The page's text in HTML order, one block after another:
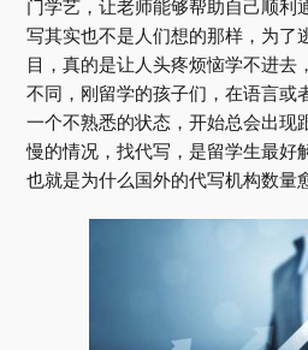
门学艺，让老师能够帮助自己顺利
写其实也不是人们想的那样，为了
目，真的是让人头疼烦恼学不进去
不同，刚留学的孩子们，在语言或
一个不熟悉的状态，开始总会出现
慢的情况，找代写，是留学生最好
也就是为什么国外的代写机构数量